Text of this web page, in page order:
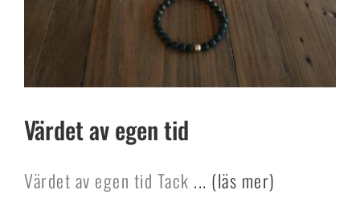
Värdet av egen tid
Värdet av egen tid Tack ... (läs mer)